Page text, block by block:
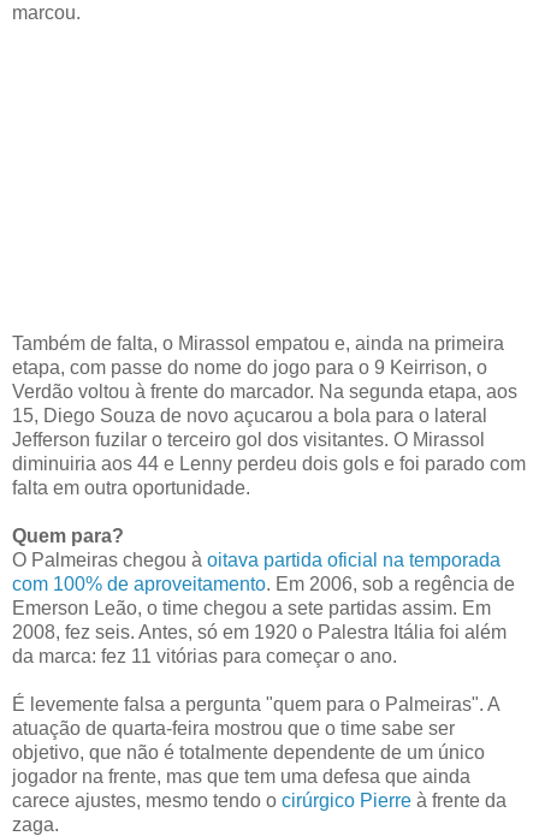
marcou.
Também de falta, o Mirassol empatou e, ainda na primeira
etapa, com passe do nome do jogo para o 9 Keirrison, o
Verdão voltou à frente do marcador. Na segunda etapa, aos
15, Diego Souza de novo açucarou a bola para o lateral
Jefferson fuzilar o terceiro gol dos visitantes. O Mirassol
diminuiria aos 44 e Lenny perdeu dois gols e foi parado com
falta em outra oportunidade.
Quem para?
O Palmeiras chegou à oitava partida oficial na temporada
com 100% de aproveitamento. Em 2006, sob a regência de
Emerson Leão, o time chegou a sete partidas assim. Em
2008, fez seis. Antes, só em 1920 o Palestra Itália foi além
da marca: fez 11 vitórias para começar o ano.
É levemente falsa a pergunta "quem para o Palmeiras". A
atuação de quarta-feira mostrou que o time sabe ser
objetivo, que não é totalmente dependente de um único
jogador na frente, mas que tem uma defesa que ainda
carece ajustes, mesmo tendo o cirúrgico Pierre à frente da
zaga.